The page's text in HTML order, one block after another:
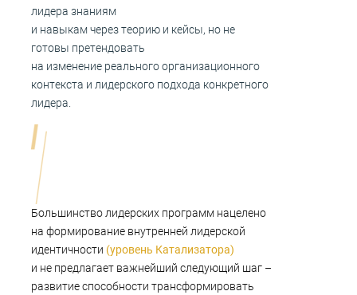
лидера знаниям
и навыкам через теорию и кейсы, но не
готовы претендовать
на изменение реального организационного
контекста и лидерского подхода конкретного
лидера.
Большинство лидерских программ нацелено
на формирование внутренней лидерской
идентичности (уровень Катализатора)
и не предлагает важнейший следующий шаг –
развитие способности трансформировать